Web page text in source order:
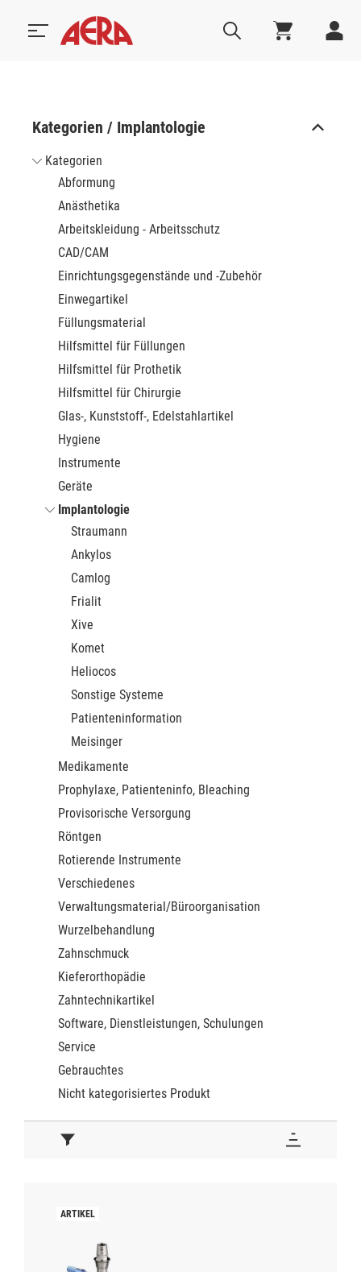
Kategorien / Implantologie
Kategorien
Abformung
Anästhetika
Arbeitskleidung - Arbeitsschutz
CAD/CAM
Einrichtungsgegenstände und -Zubehör
Einwegartikel
Füllungsmaterial
Hilfsmittel für Füllungen
Hilfsmittel für Prothetik
Hilfsmittel für Chirurgie
Glas-, Kunststoff-, Edelstahlartikel
Hygiene
Instrumente
Geräte
Implantologie
Straumann
Ankylos
Camlog
Frialit
Xive
Komet
Heliocos
Sonstige Systeme
Patienteninformation
Meisinger
Medikamente
Prophylaxe, Patienteninfo, Bleaching
Provisorische Versorgung
Röntgen
Rotierende Instrumente
Verschiedenes
Verwaltungsmaterial/Büroorganisation
Wurzelbehandlung
Zahnschmuck
Kieferorthopädie
Zahntechnikartikel
Software, Dienstleistungen, Schulungen
Service
Gebrauchtes
Nicht kategorisiertes Produkt